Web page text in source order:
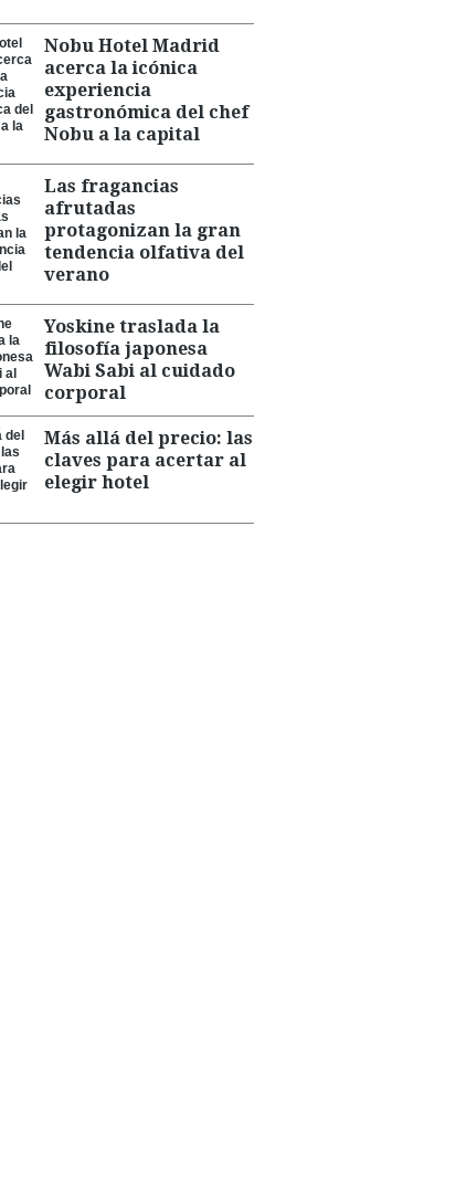
Nobu Hotel Madrid
acerca la icónica
experiencia
gastronómica del chef
Nobu a la capital
Las fragancias
afrutadas
protagonizan la gran
tendencia olfativa del
verano
Yoskine traslada la
filosofía japonesa
Wabi Sabi al cuidado
corporal
Más allá del precio: las
claves para acertar al
elegir hotel